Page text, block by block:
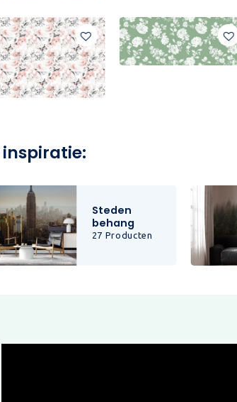
inspiratie:
Steden
behang
27 Producten